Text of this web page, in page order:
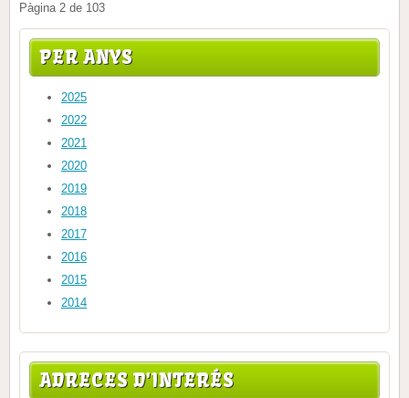
Pàgina 2 de 103
PER ANYS
2025
2022
2021
2020
2019
2018
2017
2016
2015
2014
ADRECES D'INTERÉS